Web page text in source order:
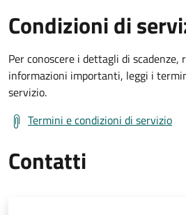
Condizioni di
Per conoscere i dettagli di
informazioni importanti, leggi i
servizio.
Termini e condizioni di servizio
Contatti